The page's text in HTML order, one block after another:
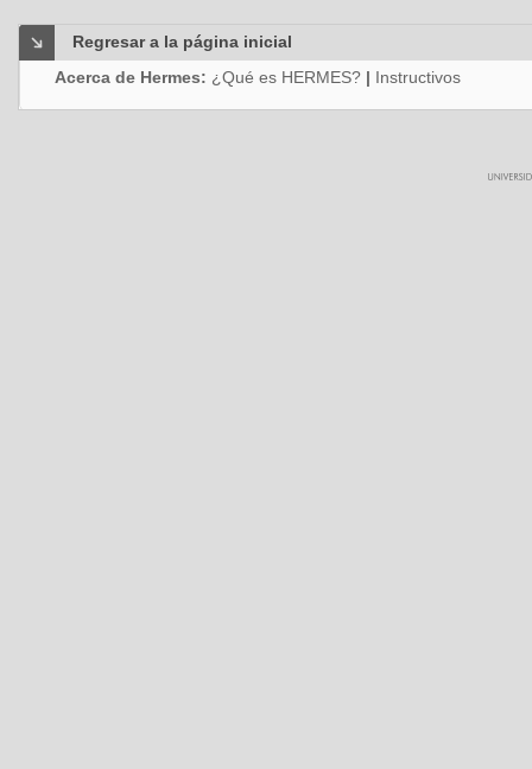
Regresar a la página inicial
Acerca de Hermes: ¿Qué es HERMES? | Instructivos